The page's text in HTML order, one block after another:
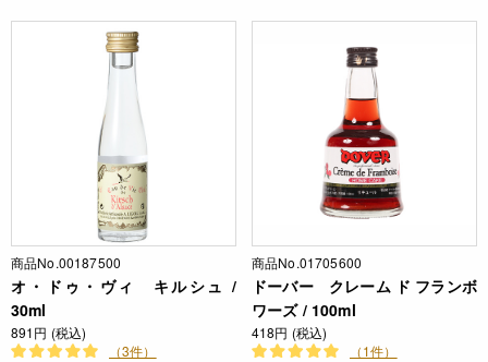
商品No.00187500
オ・ドゥ・ヴィ キルシュ /
30ml
891円 (税込)
（3件）
商品No.01705600
ドーバー クレーム ド フランボ
ワーズ / 100ml
418円 (税込)
（1件）